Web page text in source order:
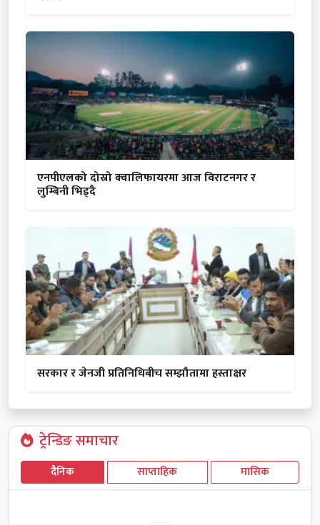
एनपीएलको दोस्रो क्वालिफायरमा आज विराटनगर र
लुम्बिनी भिड्दै
सरकार र जेनजी प्रतिनिधिबीच सम्झौतामा हस्ताक्षर
ट्रेन्डिङ समाचार
दैनिक साप्ताहिक मासिक